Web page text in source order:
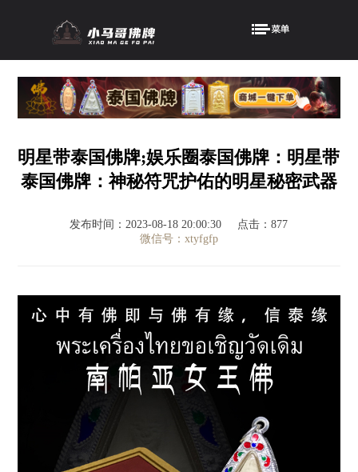
明星带泰国佛牌;娱乐圈泰国佛牌：明星带
泰国佛牌：神秘符咒护佑的明星秘密武器
发布时间：2023-08-18 20:00:30
点击：877
微信号：xtyfgfp